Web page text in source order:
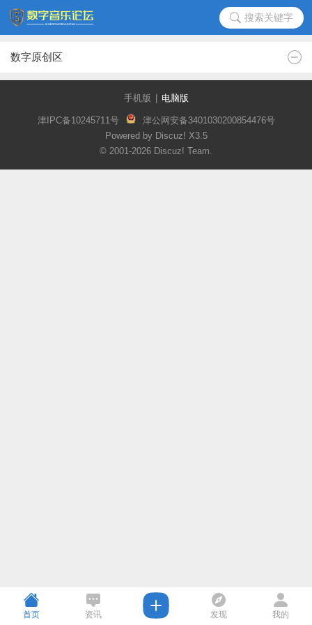
搜索关键字
数字原创区
手机版 电脑版
津IPC备10245711号
津公网安备3401030200854476号
Powered by Discuz! X3.5
© 2001-2026 Discuz! Team.
首页 资讯 发现 我的